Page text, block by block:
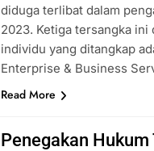
diduga terlibat dalam
2023. Ketiga tersangka ini
individu yang ditangkap
Enterprise & Business
Read More
Penegakan